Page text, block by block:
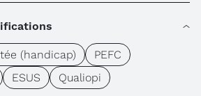
(handicap)
PEFC
ESUS Qualiopi